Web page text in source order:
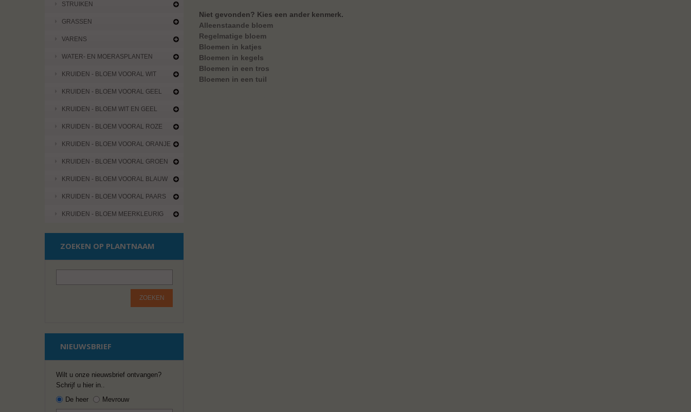
Niet gevonden? Kies een ander kenmerk.
Alleenstaande bloem
Regelmatige bloem
Bloemen in katjes
Bloemen in kegels
Bloemen in een tros
Bloemen in een tuil
STRUIKEN
GRASSEN
VARENS
WATER- EN MOERASPLANTEN
KRUIDEN - BLOEM VOORAL WIT
KRUIDEN - BLOEM VOORAL GEEL
KRUIDEN - BLOEM WIT EN GEEL
KRUIDEN - BLOEM VOORAL ROZE
KRUIDEN - BLOEM VOORAL ORANJE
KRUIDEN - BLOEM VOORAL GROEN
KRUIDEN - BLOEM VOORAL BLAUW
KRUIDEN - BLOEM VOORAL PAARS
KRUIDEN - BLOEM MEERKLEURIG
ZOEKEN OP PLANTNAAM
ZOEKEN
NIEUWSBRIEF
Wilt u onze nieuwsbrief ontvangen?
Schrijf u hier in..
De heer
Mevrouw